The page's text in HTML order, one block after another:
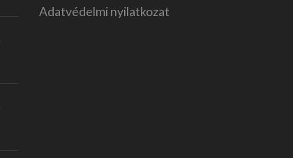
Adatvédelmi nyilatkozat